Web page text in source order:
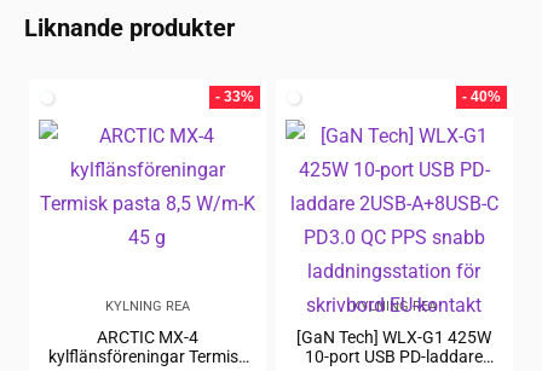
Liknande produkter
- 33%
KYLNING REA
ARCTIC MX-4
kylflänsföreningar Termisk
- 40%
KYLNING REA
[GaN Tech] WLX-G1 425W
10-port USB PD-laddare